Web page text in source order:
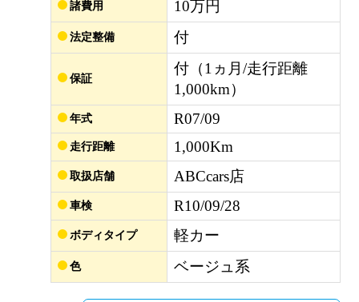
諸費用 10万円
法定整備 付
保証
付（1ヵ月/走行距離
1,000km）
年式 R07/09
走行距離 1,000Km
取扱店舗 ABCcars店
車検 R10/09/28
ボディタイプ 軽カー
色 ベージュ系